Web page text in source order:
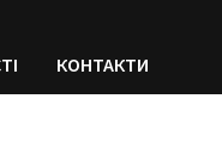
КОНТАКТИ